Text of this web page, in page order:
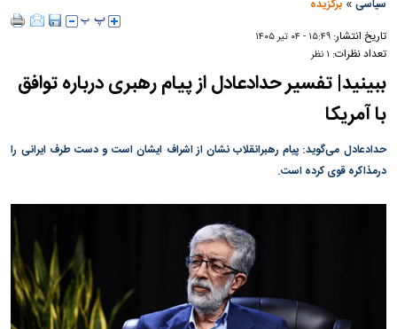
سیاسی
برگزیده
تاریخ انتشار:۱۵:۴۹ - ۰۴ تير ۱۴۰۵
تعداد نظرات: ۱ نظر
ببینید| تفسیر حدادعادل از پیام رهبری درباره توافق
با آمریکا
حدادعادل می‌گوید: پیام رهبرانقلاب نشان از اشراف ایشان است و دست طرف ایرانی را
درمذاکره قوی کرده است.